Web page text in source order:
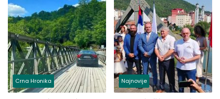
Crna Hronika Najnovije